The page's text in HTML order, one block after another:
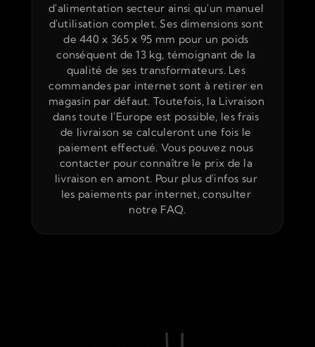
d'alimentation secteur ainsi qu'un manuel
d'utilisation complet. Ses dimensions sont
de 440 x 365 x 95 mm pour un poids
conséquent de 13 kg, témoignant de la
qualité de ses transformateurs. Les
commandes par internet sont à retirer en
magasin par défaut. Toutefois, la Livraison
dans toute l'Europe est possible, les frais
de livraison se calculeront une fois le
paiement effectué. Vous pouvez nous
contacter pour connaître le prix de la
livraison en amont. Pour plus d'infos sur
les paiements par internet, consulter
notre FAQ.